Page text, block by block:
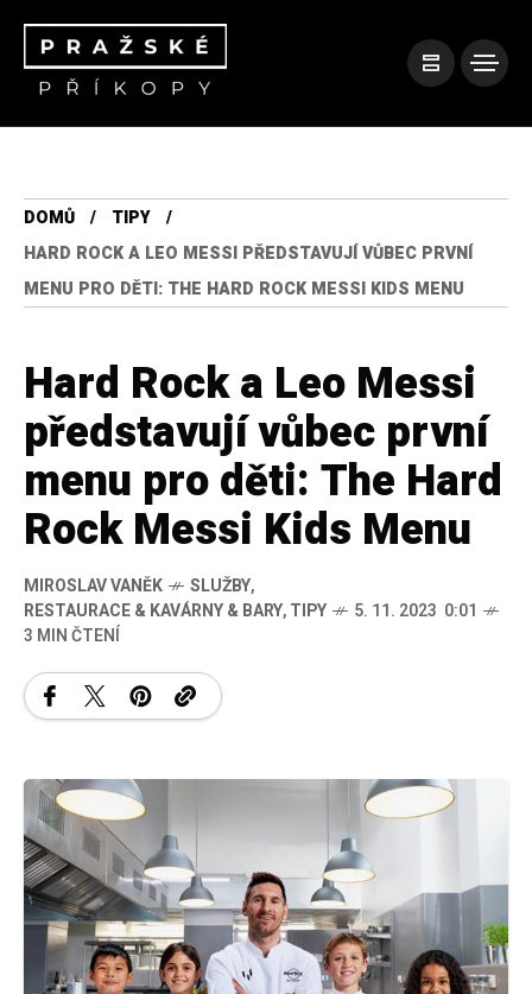
DOMŮ
TIPY
HARD ROCK A LEO MESSI PŘEDSTAVUJÍ VŮBEC PRVNÍ
MENU PRO DĚTI: THE HARD ROCK MESSI KIDS MENU
Hard Rock a Leo Messi
představují vůbec první
menu pro děti: The Hard
Rock Messi Kids Menu
MIROSLAV VANĚK SLUŽBY,
RESTAURACE & KAVÁRNY & BARY,TIPY
5. 11. 2023 0:01
3 MIN ČTENÍ